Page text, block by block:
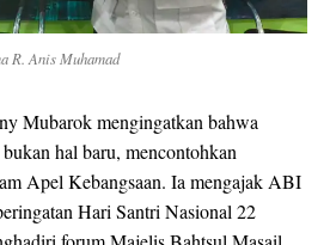
R. Anis Muhamad
Mubarok mengingatkan bahwa
hal baru, mencontohkan
Apel Kebangsaan. Ia mengajak ABI
Hari Santri Nasional 22